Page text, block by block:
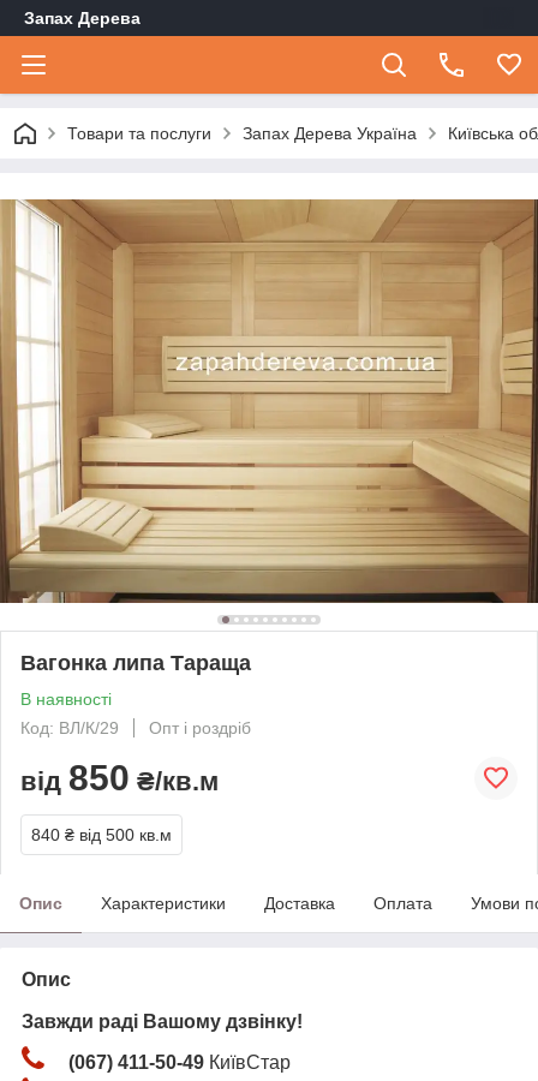
Запах Дерева
Товари та послуги Запах Дерева Україна Київська
Вагонка липа Тараща
В наявності
Код: ВЛ/К/29
Опт і роздріб
від 850 ₴/кв.м
840 ₴ від 500 кв.м
Опис Характеристики Доставка Оплата Умови
Опис
Завжди раді Вашому дзвінку!
(067) 411-50-49 КиївСтар